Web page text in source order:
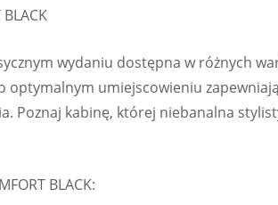
wydaniu dostępna w różnych
optymalnym umiejscowieniu
Poznaj kabinę, której niebanalna
BLACK: